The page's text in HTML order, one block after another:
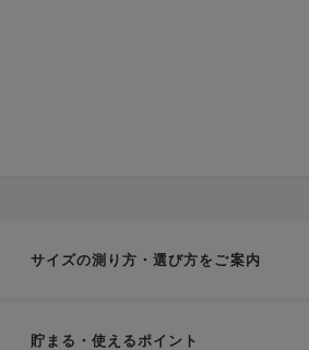
サイズの測り方・選び方をご案内
貯まる・使えるポイント